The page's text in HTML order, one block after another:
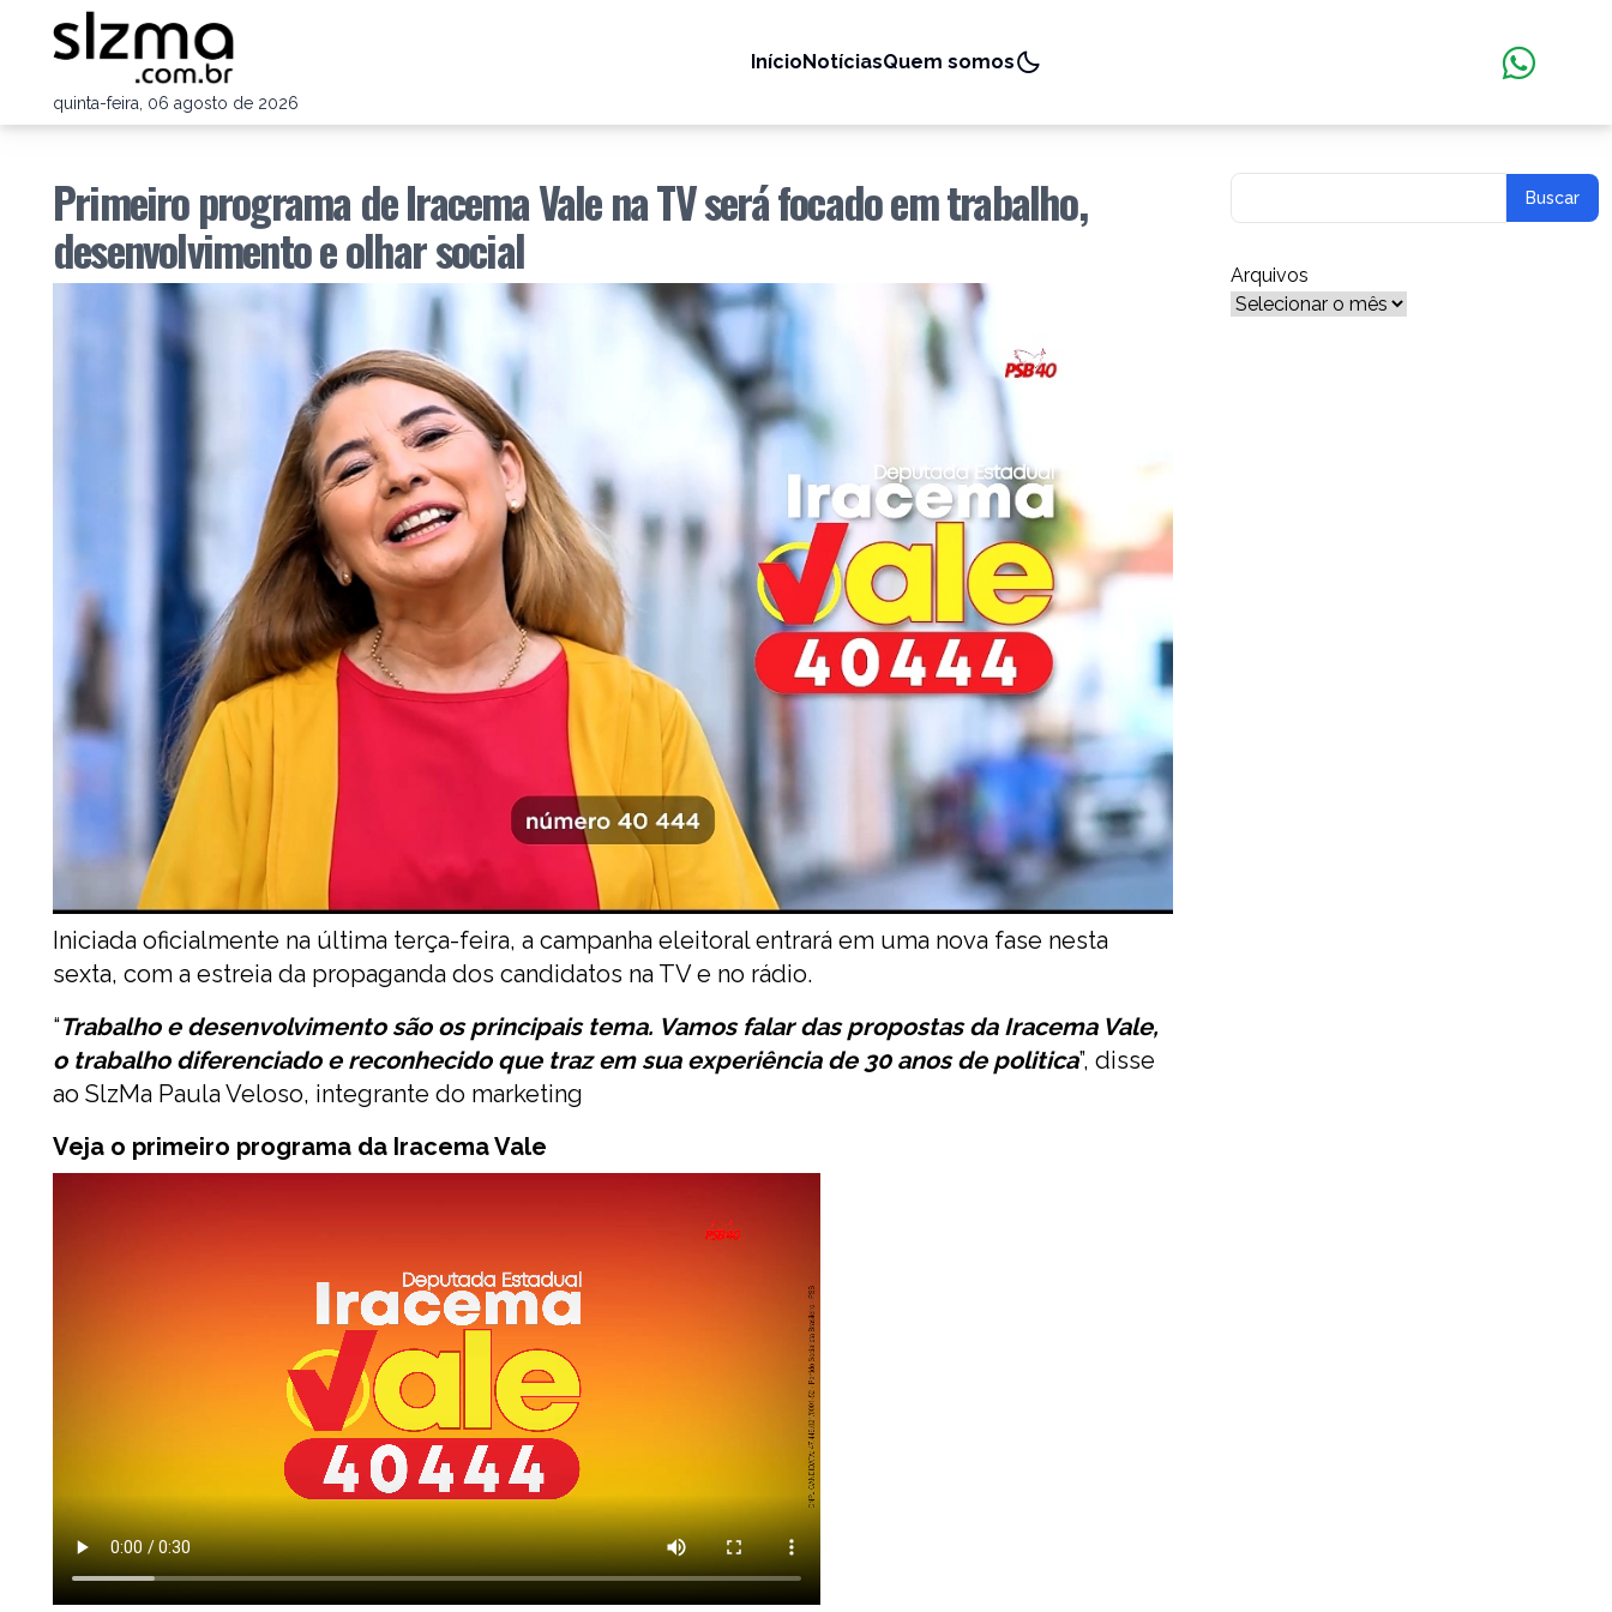
quinta-feira, 06 agosto de 2026
InícioNotíciasQuem somos
Primeiro programa de Iracema Vale na TV será focado em trabalho,
desenvolvimento e olhar social
Iniciada oficialmente na última terça-feira, a campanha eleitoral entrará em uma nova fase nesta
sexta, com a estreia da propaganda dos candidatos na TV e no rádio.
“Trabalho e desenvolvimento são os principais tema. Vamos falar das propostas da Iracema Vale,
o trabalho diferenciado e reconhecido que traz em sua experiência de 30 anos de politica”, disse
ao SlzMa Paula Veloso, integrante do marketing
Veja o primeiro programa da Iracema Vale
Arquivos
Arquivos